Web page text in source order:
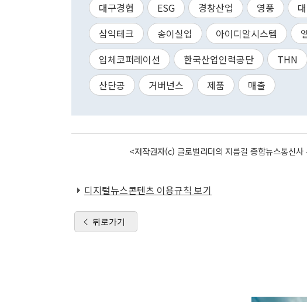
대구경협
ESG 경창산업 영풍
삼익테크
송이실업 아이디알시스템
입체코퍼레이션
한국산업인력공단 THN
산단공
거버넌스 제품 매출
<저작권자(c) 글로벌리더의 지름길 종합뉴스통신
디지털뉴스콘텐츠 이용규칙 보기
뒤로가기